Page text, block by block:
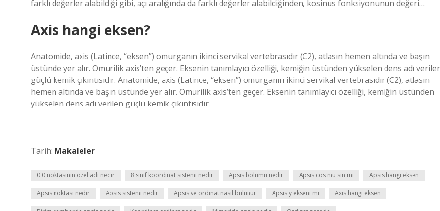
farklı değerler alabildiği gibi, açı aralığında da farklı değerler alabildiğinden, kosinüs fonksiyonunun değeri…
Axis hangi eksen?
Anatomide, axis (Latince, “eksen”) omurganın ikinci servikal vertebrasıdır (C2), atlasın hemen altında ve başın
üstünde yer alır. Omurilik axis’ten geçer. Eksenin tanımlayıcı özelliği, kemiğin üstünden yükselen dens adı
güçlü kemik çıkıntısıdır. Anatomide, axis (Latince, “eksen”) omurganın ikinci servikal vertebrasıdır (C2), atlasın
hemen altında ve başın üstünde yer alır. Omurilik axis’ten geçer. Eksenin tanımlayıcı özelliği, kemiğin üstünden
yükselen dens adı verilen güçlü kemik çıkıntısıdır.
Tarih: Makaleler
0 0 noktasının özel adı nedir 8 sınıf koordinat sistemi nedir Apsis bölümü nedir Apsis cos mu sin mi Apsis hangi eksen
Apsis noktası nedir Apsis sistemi nedir Apsis ve ordinat nasıl bulunur Apsis y ekseni mi Axis hangi eksen